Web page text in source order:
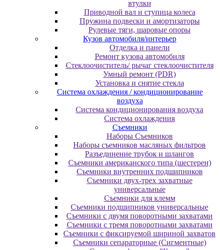
втулки
Приводной вал и ступица колеса
Пружина подвески и амортизаторы
Рулевые тяги, шаровые опоры
Кузов автомобиля/интерьер
Отделка и панели
Ремонт кузова автомобиля
Стеклоочиститель/ рычаг стеклоочистителя
Умный ремонт (PDR)
Установка и снятие стекла
Система охлаждения / кондиционирование
воздуха
Система кондиционирования воздуха
Система охлаждения
Съемники
Наборы Съемников
Наборы съемников масляных фильтров
Разъединение трубок и шлангов
Съемники американского типа (шестерен)
Съемники внутренних подшипников
Съемники двух-трех захватные
универсальные
Съемники для клемм
Съемники подшипников универсальные
Съемники с двумя поворотными захватами
Съемники с тремя поворотными захватами
Съемники с фиксируемой шириной захватов
Съемники сепараторные (Сигментные)